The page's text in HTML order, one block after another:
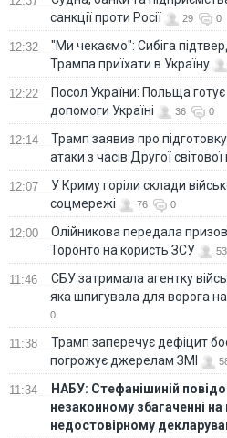
санкції проти Росії
29 0
12:32
"Ми чекаємо": Сибіга
Трампа приїхати в Україну
12:22
Посол України: Польща
допомоги Україні
36 0
12:14
Трамп заявив про
атаки з часів Другої світової
12:07
У Криму горіли склади
соцмережі
76 0
12:00
Олійникова передала
Торонто на користь ЗСУ
53
11:46
СБУ затримала агентку
яка шпигувала для ворога
0
11:38
Трамп заперечує дефіцит
погрожує джерелам ЗМІ
11:34
НАБУ: Стефанішиній
незаконному збагаченні
недостовірному